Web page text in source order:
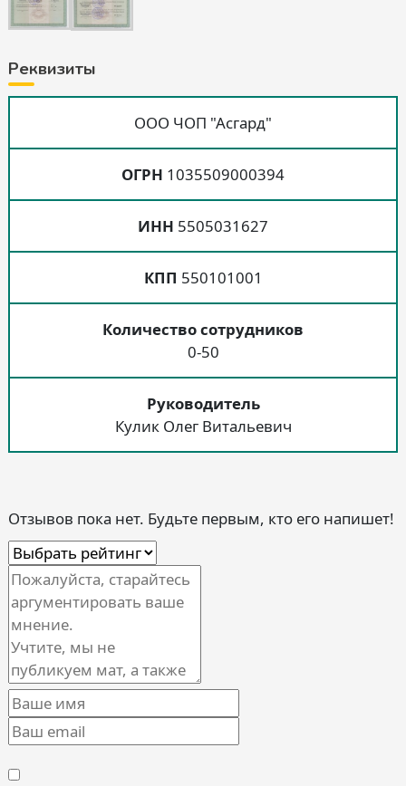
Реквизиты
ООО ЧОП "Асгард"
ОГРН 1035509000394
ИНН 5505031627
КПП 550101001
Количество сотрудников
0-50
Руководитель
Кулик Олег Витальевич
Отзывов пока нет. Будьте первым, кто его напишет!